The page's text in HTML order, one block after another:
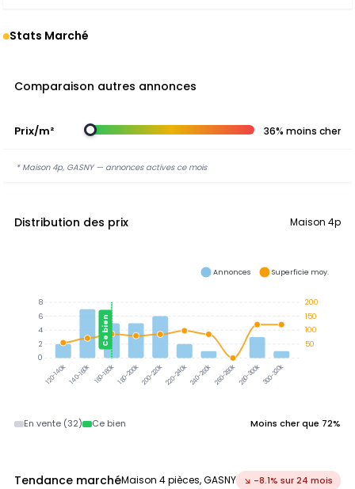
Stats Marché
Comparaison autres annonces
Prix/m² 36% moins cher
* Maison 4p, GASNY — annonces actives ce mois
Distribution des prix Maison 4p
120-140k140-160k 160-180k180-200k200-220k220-240k240-260k260-280k280-300k300-320k
Ce bien
200
150
100
50
8
6
4
2
0
Annonces Superficie moy.
En vente (32) Ce bien Moins cher que 72%
Tendance marchéMaison 4 pièces, GASNY ↘ -8.1% sur 24 mois